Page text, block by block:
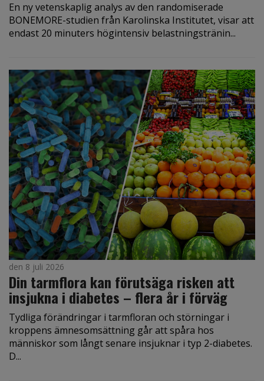
En ny vetenskaplig analys av den randomiserade
BONEMORE-studien från Karolinska Institutet, visar att
endast 20 minuters högintensiv belastningstränin...
den 8 juli 2026
Din tarmflora kan förutsäga risken att
insjukna i diabetes – flera år i förväg
Tydliga förändringar i tarmfloran och störningar i
kroppens ämnesomsättning går att spåra hos
människor som långt senare insjuknar i typ 2-diabetes.
D...